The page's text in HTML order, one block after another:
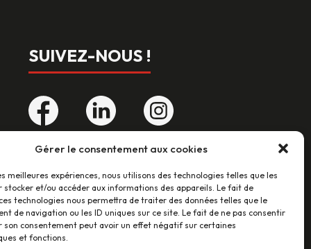
Gérer le consentement aux cookies
meilleures expériences, nous utilisons des technologies telles que les
stocker et/ou accéder aux informations des appareils. Le fait de
technologies nous permettra de traiter des données telles que le
de navigation ou les ID uniques sur ce site. Le fait de ne pas consentir
son consentement peut avoir un effet négatif sur certaines
et fonctions.
SUIVEZ-NOUS !
46 avis